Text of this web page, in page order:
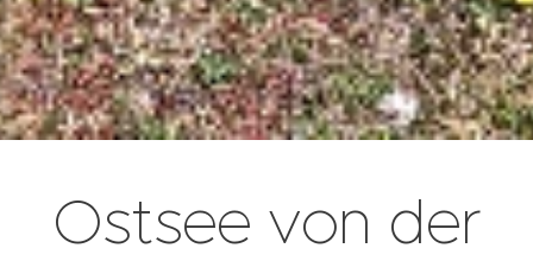
Ostsee von der